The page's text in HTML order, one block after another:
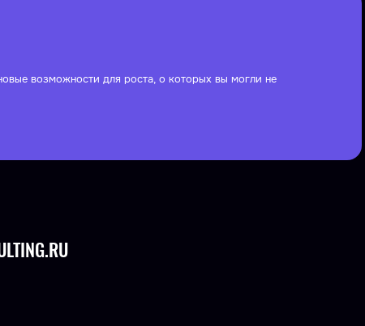
возможности для роста, о которых вы могли не